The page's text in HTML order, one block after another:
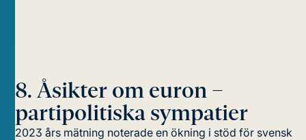
8. Åsikter om euron –
partipolitiska sympatier
2023 års mätning noterade en ökning i stöd för svensk